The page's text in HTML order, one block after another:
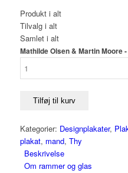
Produkt i alt
Tilvalg i alt
Samlet i alt
Mathilde Olsen & Martin Moore
Tilføj til kurv
Kategorier: Designplakater,
plakat, mand, Thy
Beskrivelse
Om rammer og glas